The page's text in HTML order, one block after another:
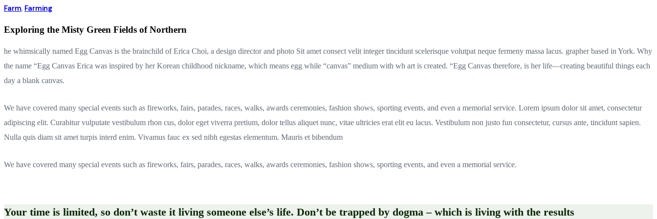
Farm, Farming
Exploring the Misty Green Fields of Northern
he whimsically named Egg Canvas is the brainchild of Erica Choi, a design director and photo Sit amet consect velit integer tincidunt scelerisque volutpat neque fermeny massa lacus. grapher based in York. Why
the name “Egg Canvas Erica was inspired by her Korean childhood nickname, which means egg while “canvas” medium with wh art is created. “Egg Canvas therefore, is her life—creating beautiful things each
day a blank canvas.
We have covered many special events such as fireworks, fairs, parades, races, walks, awards ceremonies, fashion shows, sporting events, and even a memorial service. Lorem ipsum dolor sit amet, consectetur
adipiscing elit. Curabitur vulputate vestibulum rhon cus, dolor eget viverra pretium, dolor tellus aliquet nunc, vitae ultricies erat elit eu lacus. Vestibulum non justo fun consectetur, cursus ante, tincidunt sapien.
Nulla quis diam sit amet turpis interd enim. Vivamus fauc ex sed nibh egestas elementum. Mauris et bibendum
We have covered many special events such as fireworks, fairs, parades, races, walks, awards ceremonies, fashion shows, sporting events, and even a memorial service.
Your time is limited, so don’t waste it living someone else’s life. Don’t be trapped by dogma – which is living with the results